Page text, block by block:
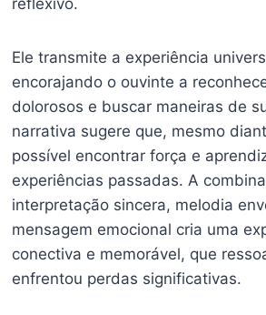
Ele transmite a experiência
encorajando o ouvinte a
dolorosos e buscar maneiras de
narrativa sugere que, mesmo
possível encontrar força e
experiências passadas. A
interpretação sincera, melodia
mensagem emocional cria uma
conectiva e memorável, que
enfrentou perdas significativas.